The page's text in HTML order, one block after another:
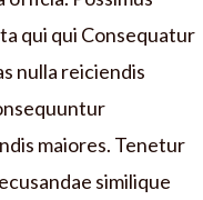
qui qui Consequatur
nulla reiciendis
maiores. Tenetur
similique